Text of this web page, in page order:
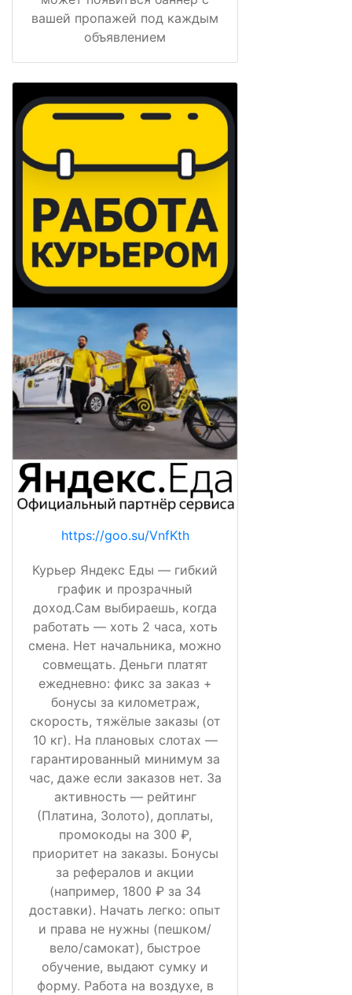
вашей пропажей под каждым
объявлением
https://goo.su/VnfKth
Курьер Яндекс Еды — гибкий
график и прозрачный
доход.Сам выбираешь, когда
работать — хоть 2 часа, хоть
смена. Нет начальника, можно
совмещать. Деньги платят
ежедневно: фикс за заказ +
бонусы за километраж,
скорость, тяжёлые заказы (от
10 кг). На плановых слотах —
гарантированный минимум за
час, даже если заказов нет. За
активность — рейтинг
(Платина, Золото), доплаты,
промокоды на 300 ₽,
приоритет на заказы. Бонусы
за рефералов и акции
(например, 1800 ₽ за 34
доставки). Начать легко: опыт
и права не нужны (пешком/
вело/самокат), быстрое
обучение, выдают сумку и
форму. Работа на воздухе, в